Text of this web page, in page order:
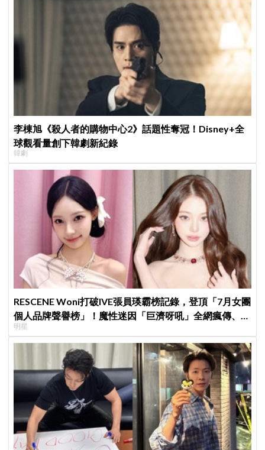
李棟旭《殺人者的購物中心2》話題性奪冠！Disney+全
球觀看量創下韓劇新紀錄
韓劇
RESCENE Woni打破IVE張員瑛霸榜記錄，登頂「7月女團
個人品牌聲譽榜」！魔性迷因「巨濟呀吼」全網瘋傳、逆
襲Melon第一
明星